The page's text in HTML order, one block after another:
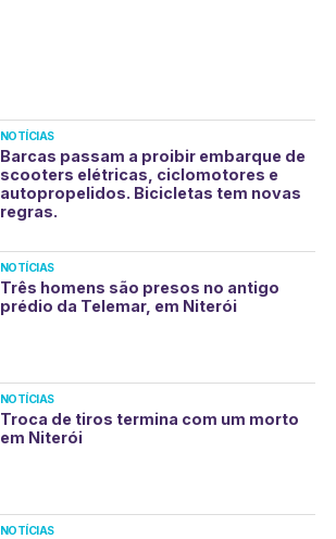
NOTÍCIAS
Barcas passam a proibir embarque de
scooters elétricas, ciclomotores e
autopropelidos. Bicicletas tem novas
regras.
NOTÍCIAS
Três homens são presos no antigo
prédio da Telemar, em Niterói
NOTÍCIAS
Troca de tiros termina com um morto
em Niterói
NOTÍCIAS